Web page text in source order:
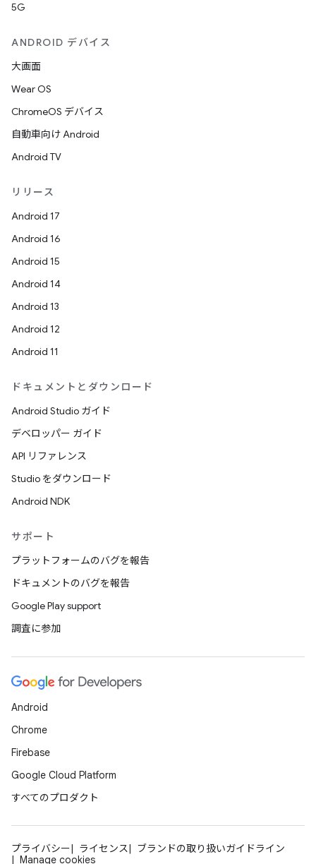
5G
ANDROID デバイス
大画面
Wear OS
ChromeOS デバイス
自動車向け Android
Android TV
リリース
Android 17
Android 16
Android 15
Android 14
Android 13
Android 12
Android 11
ドキュメントとダウンロード
Android Studio ガイド
デベロッパー ガイド
API リファレンス
Studio をダウンロード
Android NDK
サポート
プラットフォームのバグを報告
ドキュメントのバグを報告
Google Play support
調査に参加
Android
Chrome
Firebase
Google Cloud Platform
すべてのプロダクト
プライバシー ライセンス
ブランドの取り扱いガイドライン
Manage cookies